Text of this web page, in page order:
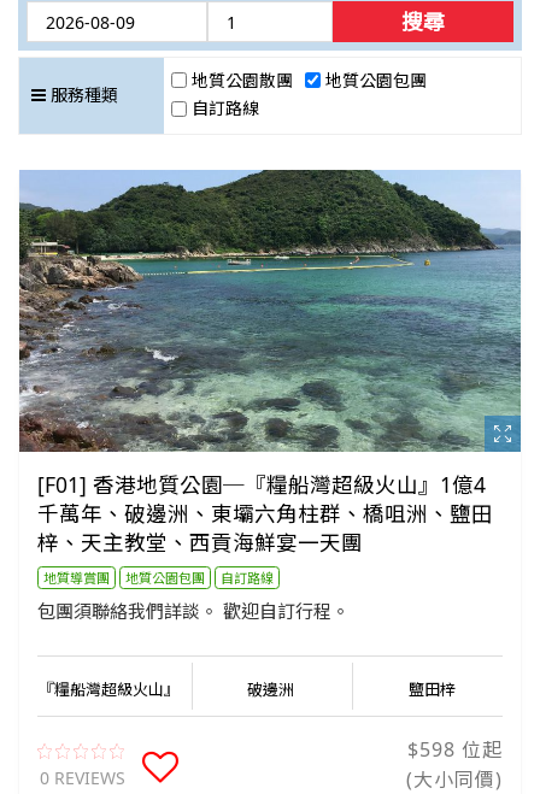
搜尋
服務種類
地質公園散團
地質公園包團
自訂路線
[F01] 香港地質公園─『糧船灣超級火山』1億4
千萬年、破邊洲、東壩六角柱群、橋咀洲、鹽田
梓、天主教堂、西貢海鮮宴一天團
地質導賞團 地質公園包團 自訂路線
包團須聯絡我們詳談。 歡迎自訂行程。
『糧船灣超級火山』 破邊洲 鹽田梓
0 REVIEWS
$598 位起
(大小同價)